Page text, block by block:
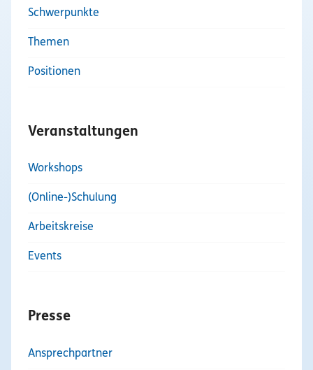
Schwerpunkte
Themen
Positionen
Veranstaltungen
Workshops
(Online-)Schulung
Arbeitskreise
Events
Presse
Ansprechpartner